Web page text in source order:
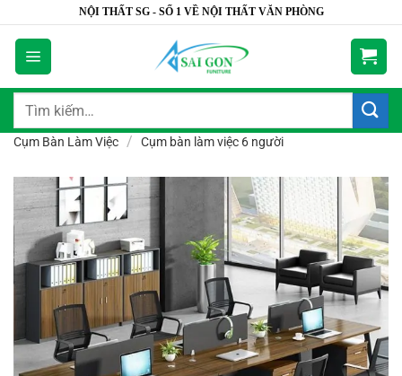
dung
NỘI THẤT SG - SỐ 1 VỀ NỘI THẤT VĂN PHÒNG
Tìm
Cụm Bàn Làm Việc / Cụm bàn làm việc 6 người